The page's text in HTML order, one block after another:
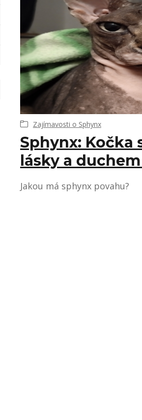
Sphynx: Kočka
lásky a
Zajímavosti o Sphynx
Jakou má sphynx povahu?